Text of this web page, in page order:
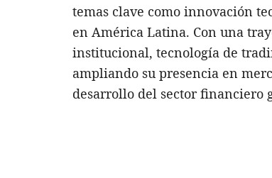
temas clave como innovación
en América Latina. Con una
institucional, tecnología de
ampliando su presencia en
desarrollo del sector financiero